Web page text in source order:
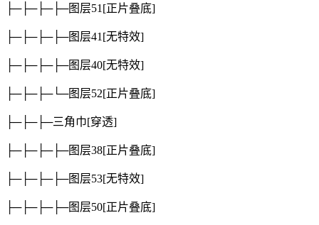
├─├─├─├─图层51 [正片叠底]
├─├─├─├─图层41 [无特效]
├─├─├─├─图层40[无特效]
├─├─├─└─图层52[正片叠底]
├─├─├─三角巾[穿透]
├─├─├─├─图层38[正片叠底]
├─├─├─├─图层53[无特效]
├─├─├─├─图层50[正片叠底]